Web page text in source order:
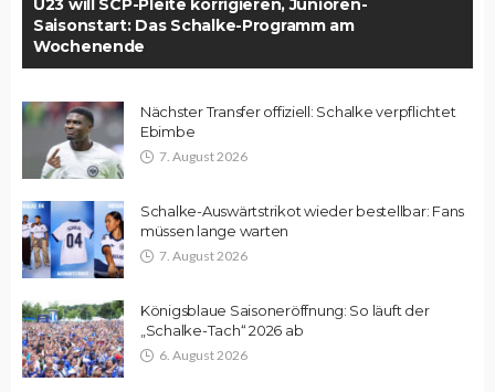
U23 will SCP-Pleite korrigieren, Junioren-
Saisonstart: Das Schalke-Programm am
Wochenende
Nächster Transfer offiziell: Schalke verpflichtet
Ebimbe
7. August 2026
Schalke-Auswärtstrikot wieder bestellbar: Fans
müssen lange warten
7. August 2026
Königsblaue Saisoneröffnung: So läuft der
„Schalke-Tach“ 2026 ab
6. August 2026